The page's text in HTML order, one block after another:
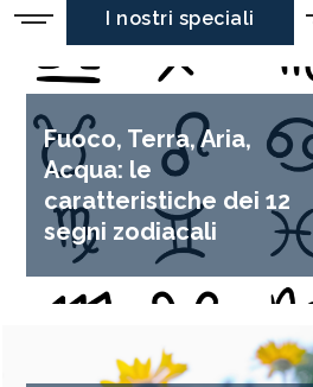
I nostri speciali
Fuoco, Terra, Aria,
Acqua: le
caratteristiche dei 12
segni zodiacali